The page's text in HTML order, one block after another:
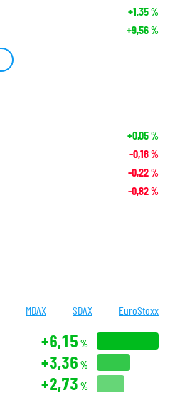
+1,35%
+9,56%
+0,05%
-0,18%
-0,22%
-0,82%
MDAX SDAX EuroStoxx
+6,15 %
+3,36 %
+2,73 %